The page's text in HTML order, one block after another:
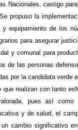
Nacionales, castigo
Se propuso la
equipamiento de los
para asegurar
y comunal para
de las personas
por la candidata verde
que realizan con tanto
pues así como
y de salud, el
cambio significativo